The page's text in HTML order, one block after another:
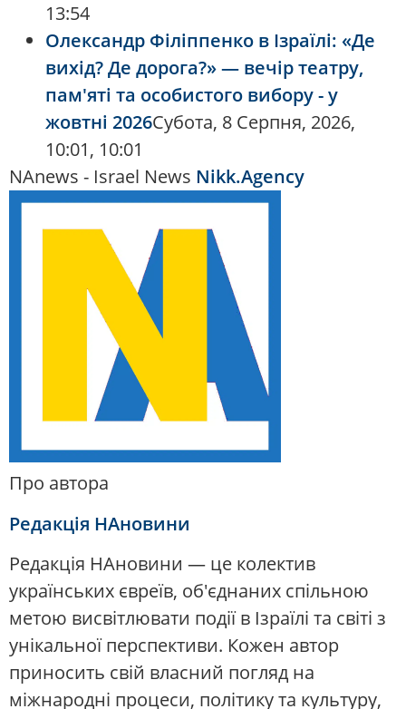
13:54
Олександр Філіппенко в Ізраїлі: «Де
вихід? Де дорога?» — вечір театру,
пам'яті та особистого вибору - у
жовтні 2026Субота, 8 Серпня, 2026,
10:01, 10:01
NAnews - Israel News Nikk.Agency
Про автора
Редакція НАновини
Редакція НАновини — це колектив
українських євреїв, об'єднаних спільною
метою висвітлювати події в Ізраїлі та світі з
унікальної перспективи. Кожен автор
приносить свій власний погляд на
міжнародні процеси, політику та культуру,